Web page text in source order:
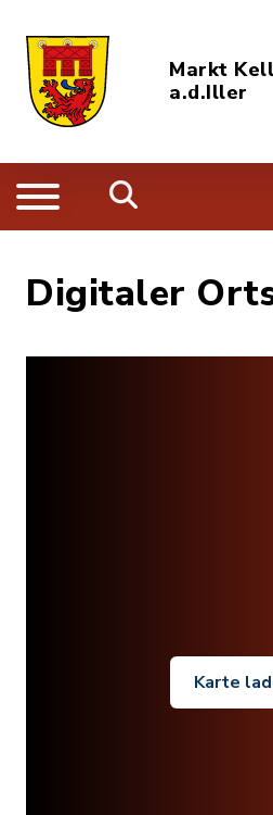
Markt
a.d.Iller
Digitaler
Karte